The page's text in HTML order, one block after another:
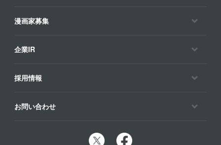
漫画家募集
企業IR
採用情報
お問い合わせ